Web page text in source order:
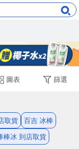
圖表 篩選
取貨
百吉 冰棒
棒冰 到店取貨